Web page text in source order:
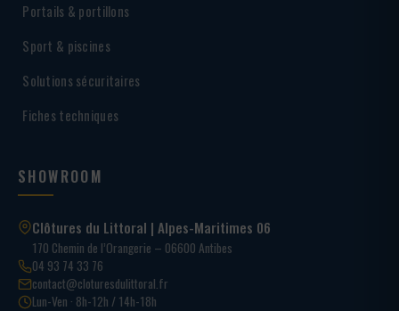
Portails & portillons
Sport & piscines
Solutions sécuritaires
Fiches techniques
SHOWROOM
Clôtures du Littoral | Alpes-Maritimes 06
170 Chemin de l’Orangerie – 06600 Antibes
04 93 74 33 76
contact@cloturesdulittoral.fr
Lun-Ven · 8h-12h / 14h-18h